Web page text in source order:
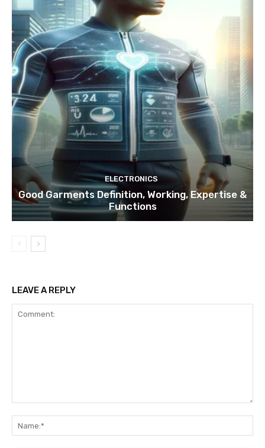
ELECTRONICS
Good Garments Definition, Working, Expertise &
Functions
LEAVE A REPLY